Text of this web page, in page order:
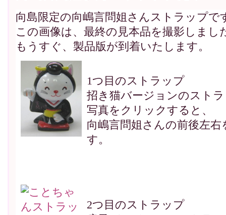
向島限定の向嶋言問姐さんストラップで
この画像は、最終の見本品を撮影しまし
もうすぐ、製品版が到着いたします。
1つ目のストラップ
招き猫バージョンのスト
写真をクリックすると、
向嶋言問姐さんの前後左
す。
2つ目のストラップ